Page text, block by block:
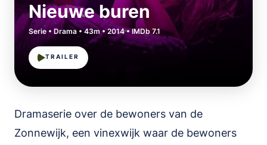
Nieuwe buren
Serie • Drama • 43m • 2014 • IMDb 7.1
TRAILER
Dramaserie over de bewoners van de
Zonnewijk, een vinexwijk waar de bewoners